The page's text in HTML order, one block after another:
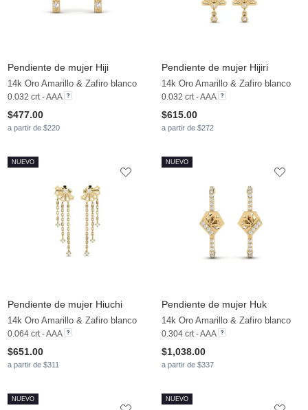
Pendiente de mujer Hiji
14k Oro Amarillo & Zafiro blanco
0.032 crt - AAA
$477.00
a partir de $220
Pendiente de mujer Hijiri
14k Oro Amarillo & Zafiro blanco
0.032 crt - AAA
$615.00
a partir de $272
Pendiente de mujer Hiuchi
14k Oro Amarillo & Zafiro blanco
0.064 crt - AAA
$651.00
a partir de $311
NUEVO
Pendiente de mujer Huk
14k Oro Amarillo & Zafiro blanco
0.304 crt - AAA
$1,038.00
a partir de $337
NUEVO
NUEVO NUEVO